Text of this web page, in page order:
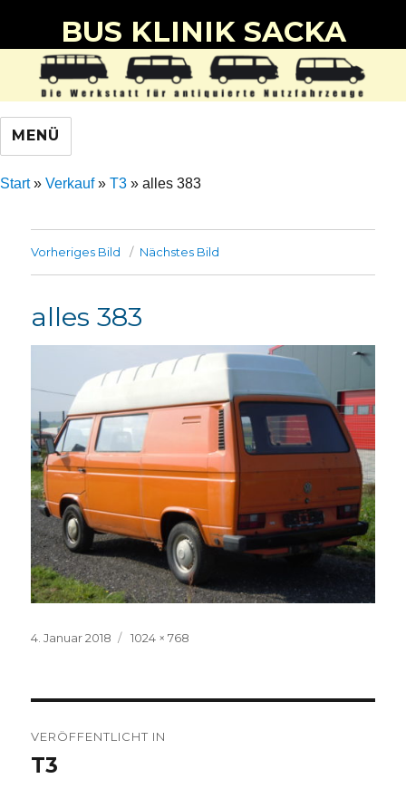
BUS KLINIK SACKA
MENÜ
Start» Verkauf» T3 » alles 383
Vorheriges Bild Nächstes Bild
alles 383
Veröffentlicht
4. Januar 2018
Volle
1024 × 768
VERÖFFENTLICHT IN
T3